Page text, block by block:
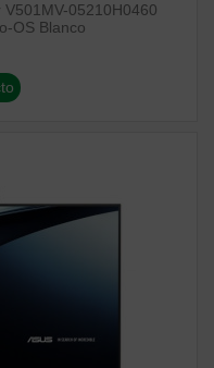
05210H0460
OS Blanco